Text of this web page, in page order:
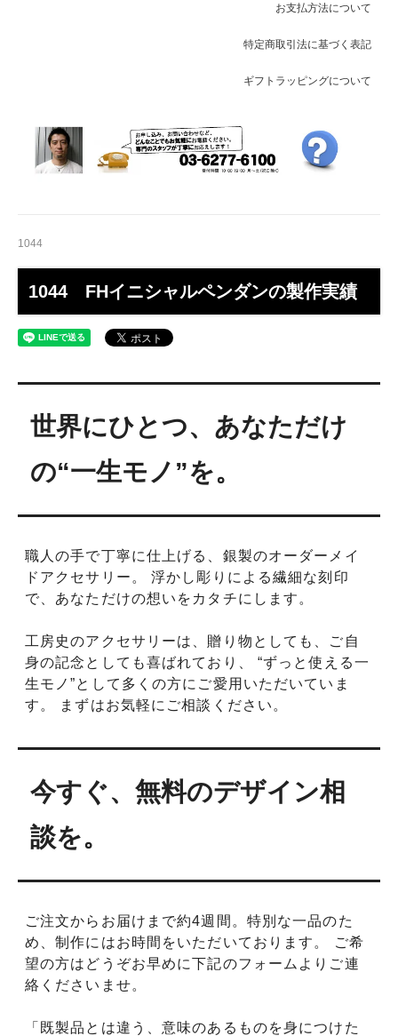
お支払方法について
特定商取引法に基づく表記
ギフトラッピングについて
1044
1044 FHイニシャルペンダンの製作実績
世界にひとつ、あなただけ
の“一生モノ”を。
職人の手で丁寧に仕上げる、銀製のオーダーメイ
ドアクセサリー。 浮かし彫りによる繊細な刻印
で、あなただけの想いをカタチにします。
工房史のアクセサリーは、贈り物としても、ご自
身の記念としても喜ばれており、 “ずっと使える一
生モノ”として多くの方にご愛用いただいていま
す。 まずはお気軽にご相談ください。
今すぐ、無料のデザイン相
談を。
ご注文からお届けまで約4週間。特別な一品のた
め、制作にはお時間をいただいております。 ご希
望の方はどうぞお早めに下記のフォームよりご連
絡くださいませ。
「既製品とは違う、意味のあるものを身につけた